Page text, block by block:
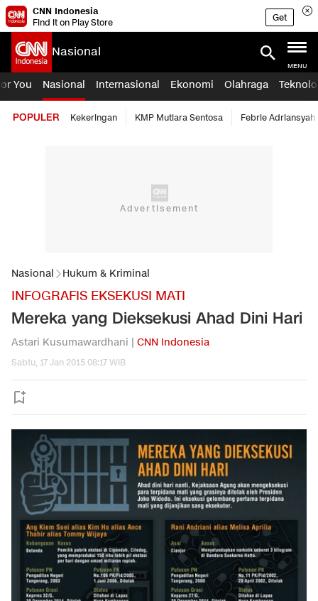
CNN Indonesia
Find it on Play Store
Get
Nasional
MENU
You Nasional Internasional Ekonomi Olahraga
POPULER Kekeringan KMP Mutiara Sentosa Febrie Adriansyah
Nasional Hukum & Kriminal
INFOGRAFIS EKSEKUSI MATI
Mereka yang Dieksekusi Ahad Dini Hari
Astari Kusumawardhani | CNN Indonesia
Sabtu, 17 Jan 2015 08:17 WIB